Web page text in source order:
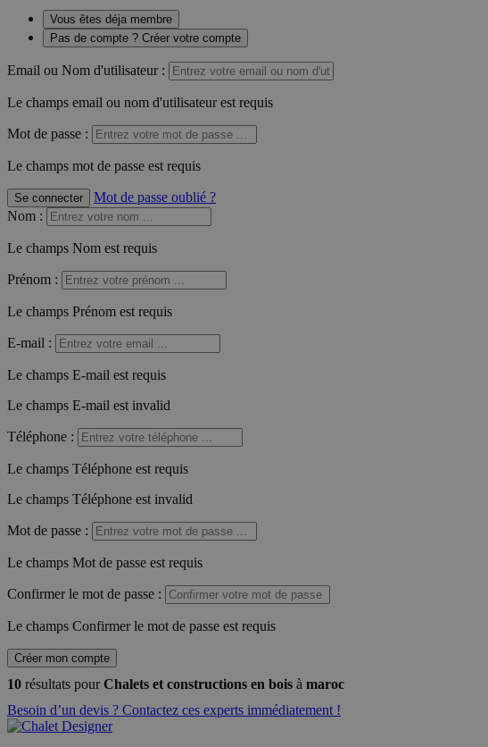
Vous êtes déja membre
Pas de compte ? Créer votre compte
Email ou Nom d'utilisateur :
Le champs email ou nom d'utilisateur est requis
Mot de passe :
Le champs mot de passe est requis
Se connecter
Mot de passe oublié ?
Nom :
Le champs Nom est requis
Prénom :
Le champs Prénom est requis
E-mail :
Le champs E-mail est requis
Le champs E-mail est invalid
Téléphone :
Le champs Téléphone est requis
Le champs Téléphone est invalid
Mot de passe :
Le champs Mot de passe est requis
Confirmer le mot de passe :
Le champs Confirmer le mot de passe est requis
Créer mon compte
10 résultats pourChalets et constructions en bois à maroc
Besoin d’un devis ? Contactez ces experts immédiatement !